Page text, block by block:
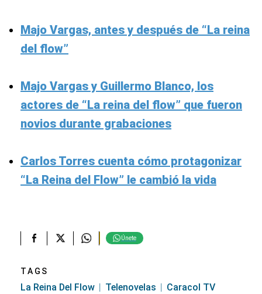
Majo Vargas, antes y después de “La reina
del flow”
Majo Vargas y Guillermo Blanco, los
actores de “La reina del flow” que fueron
novios durante grabaciones
Carlos Torres cuenta cómo protagonizar
“La Reina del Flow” le cambió la vida
Únete
TAGS
La Reina Del Flow Telenovelas Caracol TV